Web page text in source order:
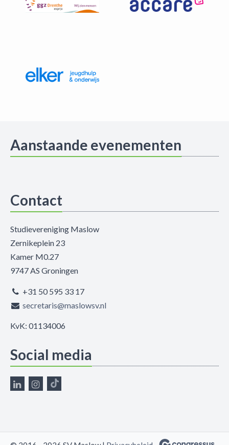
Aanstaande evenementen
Contact
Studievereniging Maslow
Zernikeplein 23
Kamer M0.27
9747 AS Groningen
+31 50 595 33 17
secretaris@maslowsv.nl
KvK: 01134006
Social media